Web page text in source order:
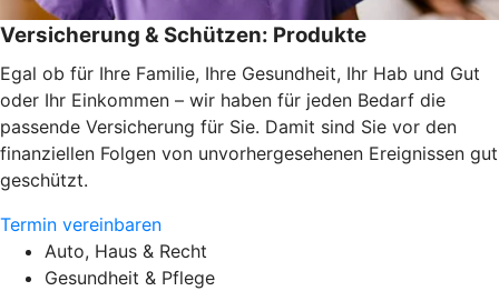
Versicherung & Schützen: Produkte
Egal ob für Ihre Familie, Ihre Gesundheit, Ihr Hab und Gut
oder Ihr Einkommen – wir haben für jeden Bedarf die
passende Versicherung für Sie. Damit sind Sie vor den
finanziellen Folgen von unvorhergesehenen Ereignissen gut
geschützt.
Termin vereinbaren
Auto, Haus & Recht
Gesundheit & Pflege